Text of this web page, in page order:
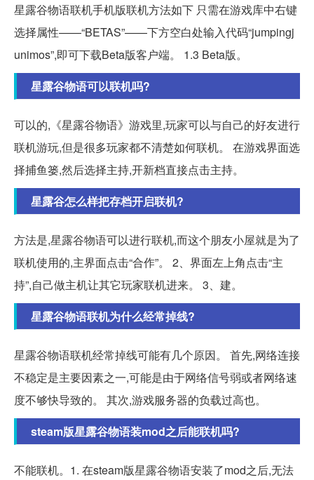
星露谷物语联机手机版联机方法如下 只需在游戏库中右键
选择属性——“BETAS”——下方空白处输入代码“jumpingj
unimos”,即可下载Beta版客户端。 1.3 Beta版。
星露谷物语可以联机吗?
可以的,《星露谷物语》游戏里,玩家可以与自己的好友进行
联机游玩,但是很多玩家都不清楚如何联机。 在游戏界面选
择捕鱼篓,然后选择主持,开新档直接点击主持。
星露谷怎么样把存档开启联机?
方法是,星露谷物语可以进行联机,而这个朋友小屋就是为了
联机使用的,主界面点击“合作”。 2、界面左上角点击“主
持”,自己做主机让其它玩家联机进来。 3、建。
星露谷物语联机为什么经常掉线?
星露谷物语联机经常掉线可能有几个原因。 首先,网络连接
不稳定是主要因素之一,可能是由于网络信号弱或者网络速
度不够快导致的。 其次,游戏服务器的负载过高也。
steam版星露谷物语装mod之后能联机吗?
不能联机。1. 在steam版星露谷物语安装了mod之后,无法